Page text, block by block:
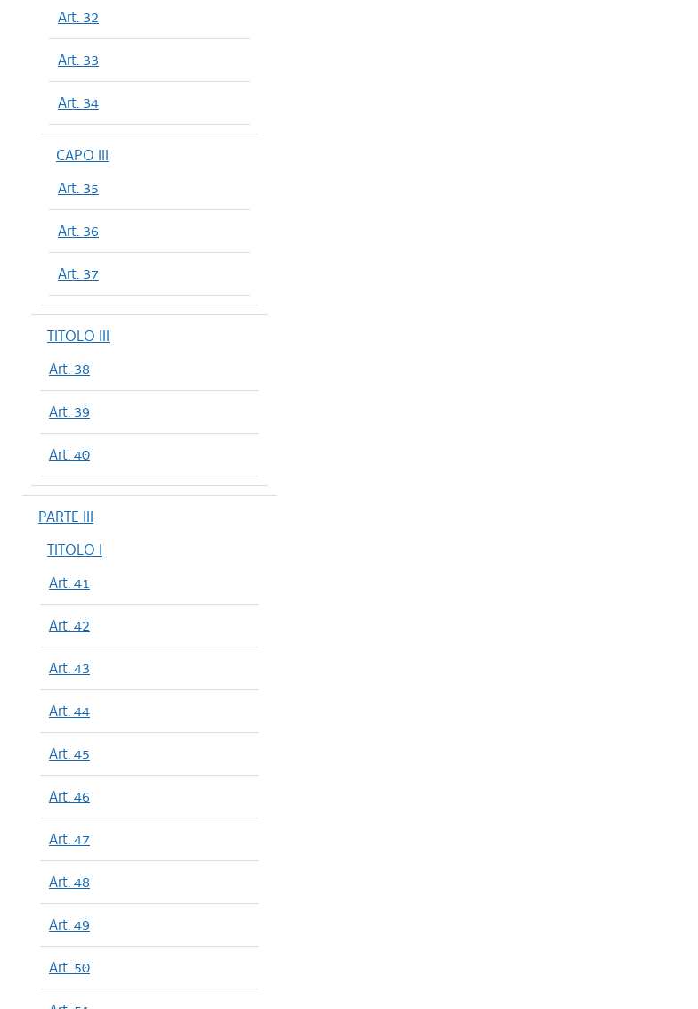
Art. 32
Art. 33
Art. 34
CAPO III
Art. 35
Art. 36
Art. 37
TITOLO III
Art. 38
Art. 39
Art. 40
PARTE III
TITOLO I
Art. 41
Art. 42
Art. 43
Art. 44
Art. 45
Art. 46
Art. 47
Art. 48
Art. 49
Art. 50